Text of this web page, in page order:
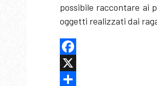
possibile raccontare ai
oggetti realizzati dai
Facebook
X